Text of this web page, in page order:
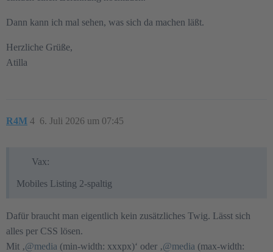
Dann kann ich mal sehen, was sich da machen läßt.
Herzliche Grüße,
Atilla
R4M 6. Juli 2026 um 07:45
4
Vax:
Mobiles Listing 2-spaltig
Dafür braucht man eigentlich kein zusätzliches Twig. Lässt sich
alles per CSS lösen.
Mit ‚@media (min-width: xxxpx)‘ oder ‚@media (max-width: